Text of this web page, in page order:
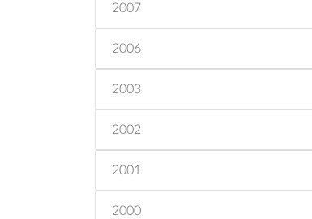
2007
2006
2003
2002
2001
2000